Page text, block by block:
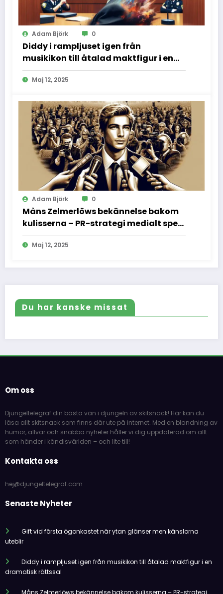
Adam Björk 0
Diddy i rampljuset igen från
musikikon till åtalad maktfigur i en
dramatisk rättssal
Maj 12, 2025
Adam Björk 0
Måns Zelmerlöws bekännelse bakom
kulisserna – PR-strategi medialt spel
och vad vi inte fick se
Maj 12, 2025
Du har kanske missat
Om oss
Djungeltelegraf din bästa vän i djungeln av skitsnack! Här kan du
läsa allt skitsnack som finns där ute på internet. Med en blandning av
humor, allvar och snabba nyheter håller vi dig uppdaterad om allt
som händer i kändisvärlden – och lite till!
Kontakta oss
hej@djungeltelegraf.com
Senaste Nyheter
Gift vid första ögonkastet när ytan glänser men känslorna
uteblir
Diddy i rampljuset igen från musikikon till åtalad maktfigur i en
dramatisk rättssal